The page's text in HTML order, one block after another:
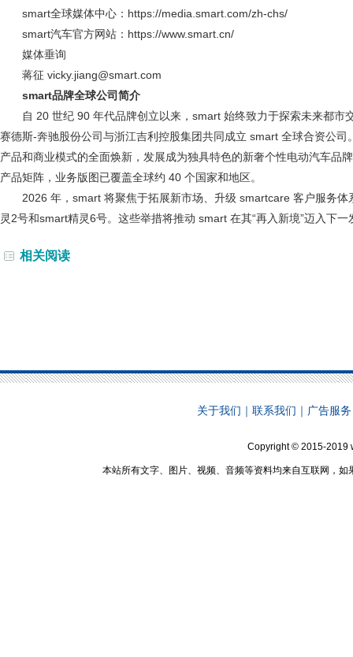
smart全球媒体中心：https://media.smart.com/zh-chs/
smart汽车官方网站：https://www.smart.cn/
媒体垂询
蒋征 vicky.jiang@smart.com
smart品牌全球公司简介
自 20 世纪 90 年代品牌创立以来，smart 始终致力于探索未来都市
赛德斯-奔驰股份公司与浙江吉利控股集团共同成立 smart 全球合资公
产品和商业模式的全面焕新，发展成为独具特色的新奢个性电动汽车品
产品矩阵，业务版图已覆盖全球约 40 个国家和地区。
2026 年，smart 将聚焦于拓展新市场、升级 smartcare 客户服务
灵2号和smart精灵6号。这些举措将推动 smart 在其“再入新境”迈入下一
相关阅读
关于我们 ｜ 联系我们 ｜ 广告服务
Copyright © 2015-2019
本站所有文字、图片、视频、音频等资料均来自互联网，